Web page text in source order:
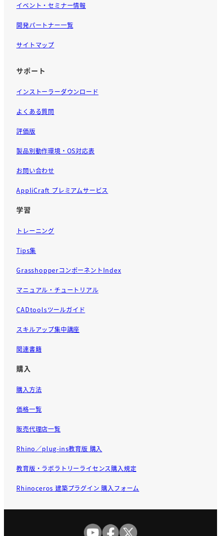
イベント・セミナー情報
開発パートナー一覧
サイトマップ
サポート
インストーラーダウンロード
よくある質問
評価版
製品別動作環境・OS対応表
お問い合わせ
AppliCraft プレミアムサービス
学習
トレーニング
Tips集
GrasshopperコンポーネントIndex
マニュアル・チュートリアル
CADtoolsツールガイド
スキルアップ集中講座
関連書籍
購入
購入方法
価格一覧
販売代理店一覧
Rhino／plug-ins教育版 購入
教育版・ラボラトリーライセンス購入規定
Rhinoceros 建築プラグイン 購入フォーム